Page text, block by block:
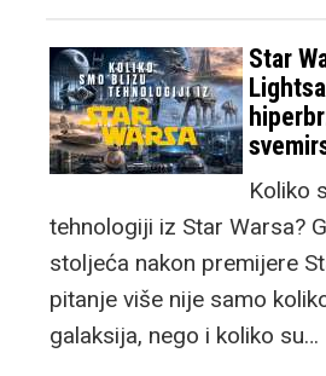
Star
Koliko
tehnologiji iz Star Warsa?
stoljeća nakon premijere
pitanje više nije samo
galaksija, nego i koliko su…